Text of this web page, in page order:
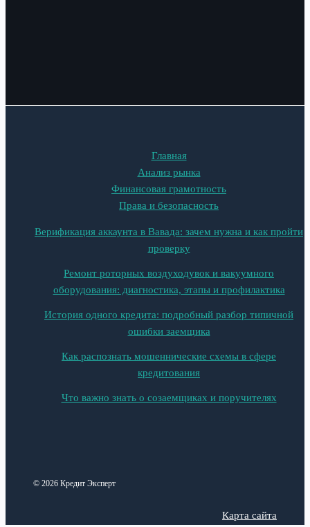
Главная
Анализ рынка
Финансовая грамотность
Права и безопасность
Верификация аккаунта в Вавада: зачем нужна и как пройти
проверку
Ремонт роторных воздуходувок и вакуумного
оборудования: диагностика, этапы и профилактика
История одного кредита: подробный разбор типичной
ошибки заемщика
Как распознать мошеннические схемы в сфере
кредитования
Что важно знать о созаемщиках и поручителях
© 2026 Кредит Эксперт
Карта сайта